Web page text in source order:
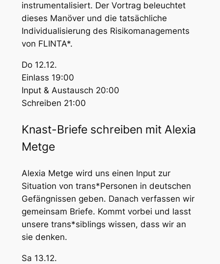
instrumentalisiert. Der Vortrag beleuchtet
dieses Manöver und die tatsächliche
Individualisierung des Risikomanagements
von FLINTA*.
Do 12.12.
Einlass 19:00
Input & Austausch 20:00
Schreiben 21:00
Knast-Briefe schreiben mit Alexia
Metge
Alexia Metge wird uns einen Input zur
Situation von trans*Personen in deutschen
Gefängnissen geben. Danach verfassen wir
gemeinsam Briefe. Kommt vorbei und lasst
unsere trans*siblings wissen, dass wir an
sie denken.
Sa 13.12.